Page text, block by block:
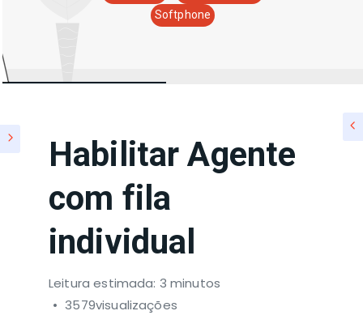
Softphone
Habilitar Agente
com fila
individual
Leitura estimada: 3 minutos
3579visualizações